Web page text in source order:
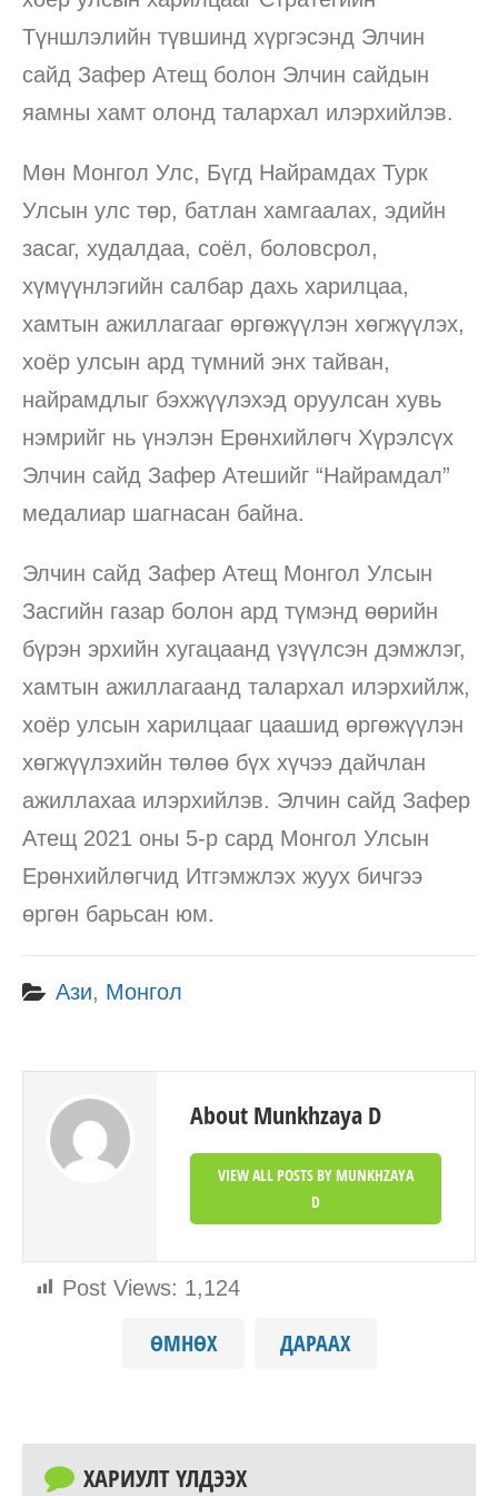
Түншлэлийн түвшинд хүргэсэнд Элчин
сайд Зафер Атещ болон Элчин сайдын
яамны хамт олонд талархал илэрхийлэв.
Мөн Монгол Улс, Бүгд Найрамдах Турк
Улсын улс төр, батлан хамгаалах, эдийн
засаг, худалдаа, соёл, боловсрол,
хүмүүнлэгийн салбар дахь харилцаа,
хамтын ажиллагааг өргөжүүлэн хөгжүүлэх,
хоёр улсын ард түмний энх тайван,
найрамдлыг бэхжүүлэхэд оруулсан хувь
нэмрийг нь үнэлэн Ерөнхийлөгч Хүрэлсүх
Элчин сайд Зафер Атешийг “Найрамдал”
медалиар шагнасан байна.
Элчин сайд Зафер Атещ Монгол Улсын
Засгийн газар болон ард түмэнд өөрийн
бүрэн эрхийн хугацаанд үзүүлсэн дэмжлэг,
хамтын ажиллагаанд талархал илэрхийлж,
хоёр улсын харилцааг цаашид өргөжүүлэн
хөгжүүлэхийн төлөө бүх хүчээ дайчлан
ажиллахаа илэрхийлэв. Элчин сайд Зафер
Атещ 2021 оны 5-р сард Монгол Улсын
Ерөнхийлөгчид Итгэмжлэх жуух бичгээ
өргөн барьсан юм.
Post Views: 1,124
Ази, Монгол
About Munkhzaya D
VIEW ALL POSTS BY MUNKHZAYA
D
ӨМНӨХ ДАРААХ
ХАРИУЛТ ҮЛДЭЭХ